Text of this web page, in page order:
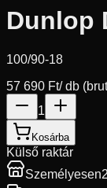
Dunlop
100/90-18
57 690 Ft/ db
1
Kosárba
Külső raktár
Személyesen